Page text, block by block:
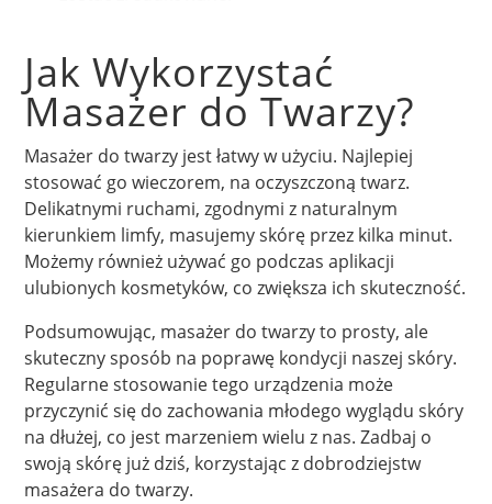
Jak Wykorzystać
Masażer do Twarzy?
Masażer do twarzy jest łatwy w użyciu. Najlepiej
stosować go wieczorem, na oczyszczoną twarz.
Delikatnymi ruchami, zgodnymi z naturalnym
kierunkiem limfy, masujemy skórę przez kilka minut.
Możemy również używać go podczas aplikacji
ulubionych kosmetyków, co zwiększa ich skuteczność.
Podsumowując, masażer do twarzy to prosty, ale
skuteczny sposób na poprawę kondycji naszej skóry.
Regularne stosowanie tego urządzenia może
przyczynić się do zachowania młodego wyglądu skóry
na dłużej, co jest marzeniem wielu z nas. Zadbaj o
swoją skórę już dziś, korzystając z dobrodziejstw
masażera do twarzy.